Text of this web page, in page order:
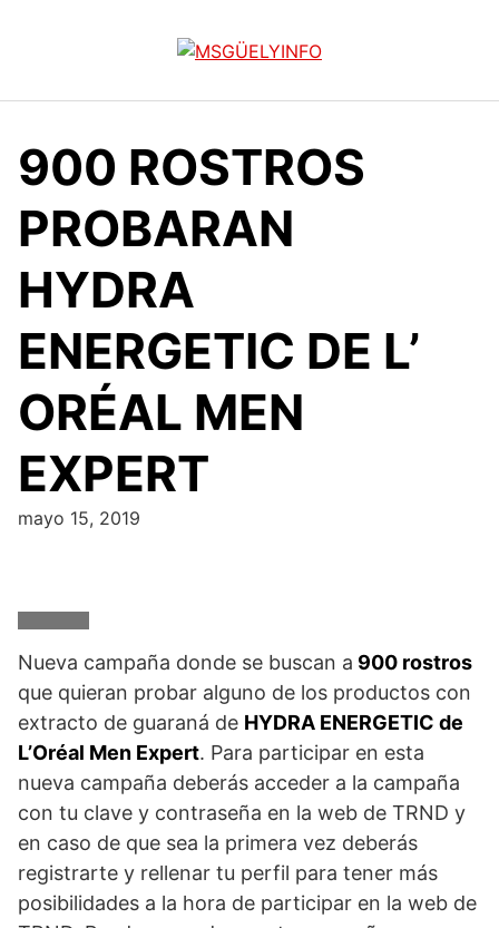
900 ROSTROS
PROBARAN
HYDRA
ENERGETIC DE L’
ORÉAL MEN
EXPERT
mayo 15, 2019
Nueva campaña donde se buscan a 900 rostros
que quieran probar alguno de los productos con
extracto de guaraná de HYDRA ENERGETIC de
L’Oréal Men Expert. Para participar en esta
nueva campaña deberás acceder a la campaña
con tu clave y contraseña en la web de TRND y
en caso de que sea la primera vez deberás
registrarte y rellenar tu perfil para tener más
posibilidades a la hora de participar en la web de